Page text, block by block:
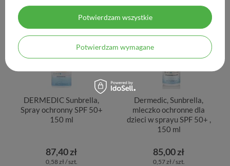
DERMEDIC Sunbrella,
Spray ochronny SPF 50+
150 ml
87,40 zł
0,58 zł / szt.
Dermedic, Sunbrella,
mleczko ochronne dla
dzieci w sprayu SPF 50+ ,
150 ml
85,00 zł
0,57 zł / szt.
Potwierdzam wymagane
Potwierdzam wszystkie